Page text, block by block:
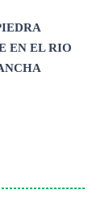
EN EL RIO